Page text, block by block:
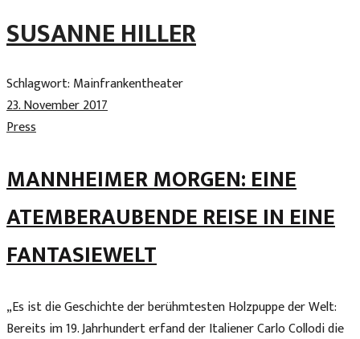
Skip
to
SUSANNE HILLER
Schlagwort: Mainfrankentheater
23. November 2017
Press
MANNHEIMER MORGEN: EINE
ATEMBERAUBENDE REISE IN EINE
FANTASIEWELT
„Es ist die Geschichte der berühmtesten Holzpuppe der Welt:
Bereits im 19. Jahrhundert erfand der Italiener Carlo Collodi die